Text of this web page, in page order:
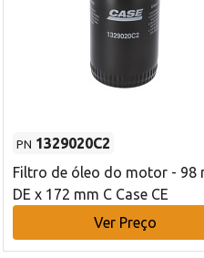
PN 1329020C2
Filtro de óleo do motor - 98
DE x 172 mm C Case CE
Ver Preço